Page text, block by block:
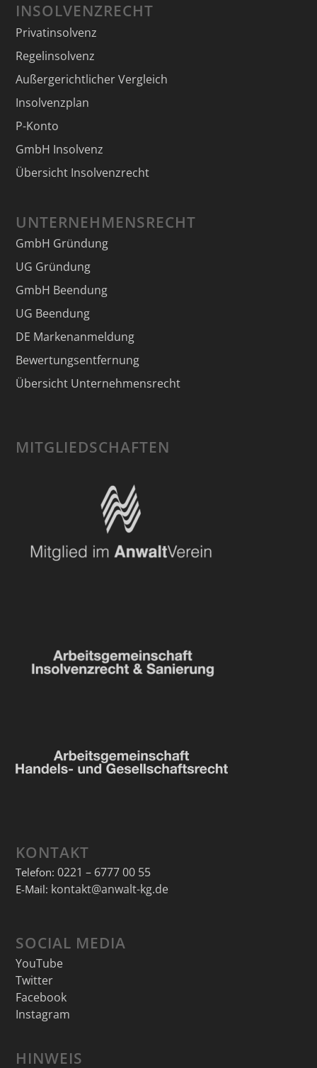
INSOLVENZRECHT
Privatinsolvenz
Regelinsolvenz
Außergerichtlicher Vergleich
Insolvenzplan
P-Konto
GmbH Insolvenz
Übersicht Insolvenzrecht
UNTERNEHMENSRECHT
GmbH Gründung
UG Gründung
GmbH Beendung
UG Beendung
DE Markenanmeldung
Bewertungsentfernung
Übersicht Unternehmensrecht
MITGLIEDSCHAFTEN
KONTAKT
Telefon: 0221 – 6777 00 55
E-Mail: kontakt@anwalt-kg.de
SOCIAL MEDIA
YouTube
Twitter
Facebook
Instagram
HINWEIS